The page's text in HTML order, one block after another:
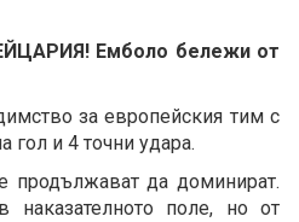
Емболо бележи от
за европейския тим с
гол и 4 точни удара.
продължават да доминират.
поле, но от